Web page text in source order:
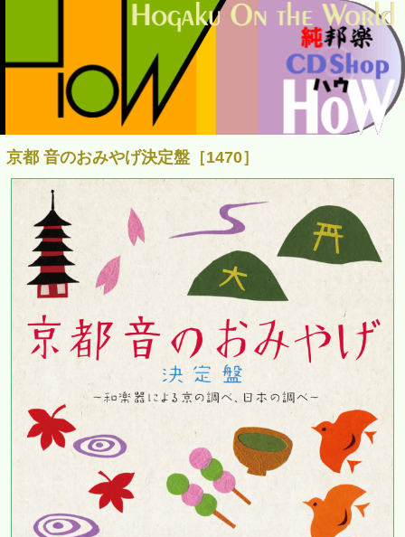
京都 音のおみやげ決定盤［1470］